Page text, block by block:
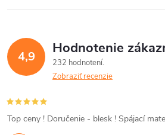
4,9 Hodnotenie
232 hodnotení
Zobraziť recenzie
Top ceny ! Doručenie - blesk ! Spájací